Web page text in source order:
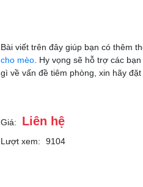
Bài viết trên đây giúp bạn có thêm
cho mèo . Hy vọng sẽ hỗ trợ các
gì về vấn đề tiêm phòng, xin hãy
Giá: Liên hệ
Lượt xem: 9104